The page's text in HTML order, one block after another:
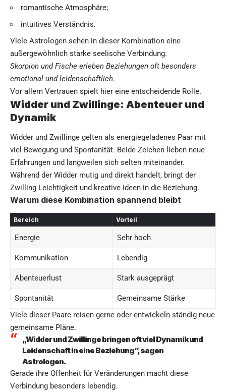
romantische Atmosphäre;
intuitives Verständnis.
Viele Astrologen sehen in dieser Kombination eine
außergewöhnlich starke seelische Verbindung.
Skorpion und Fische erleben Beziehungen oft besonders
emotional und leidenschaftlich.
Vor allem Vertrauen spielt hier eine entscheidende Rolle.
Widder und Zwillinge: Abenteuer und
Dynamik
Widder und Zwillinge gelten als energiegeladenes Paar mit
viel Bewegung und Spontanität. Beide Zeichen lieben neue
Erfahrungen und langweilen sich selten miteinander.
Während der Widder mutig und direkt handelt, bringt der
Zwilling Leichtigkeit und kreative Ideen in die Beziehung.
Warum diese Kombination spannend bleibt
Bereich Vorteil
Energie Sehr hoch
Kommunikation Lebendig
Abenteuerlust Stark ausgeprägt
Spontanität
Gemeinsame Stärke
Viele dieser Paare reisen gerne oder entwickeln ständig neue
gemeinsame Pläne.
„Widder und Zwillinge bringen oft viel Dynamik und
Leidenschaft in eine Beziehung“, sagen
Astrologen.
Gerade ihre Offenheit für Veränderungen macht diese
Verbindung besonders lebendig.